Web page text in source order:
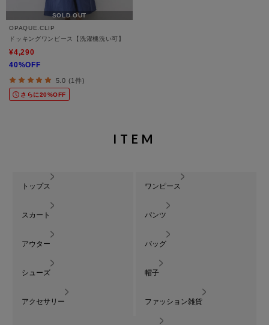
SOLD OUT
OPAQUE.CLIP
ドッキングワンピース【洗濯機洗い可】
¥4,290
40%OFF
5.0 (1件)
さらに20%OFF
ITEM
トップス ワンピース
スカート パンツ
アウター バッグ
シューズ 帽子
アクセサリー ファッション雑貨